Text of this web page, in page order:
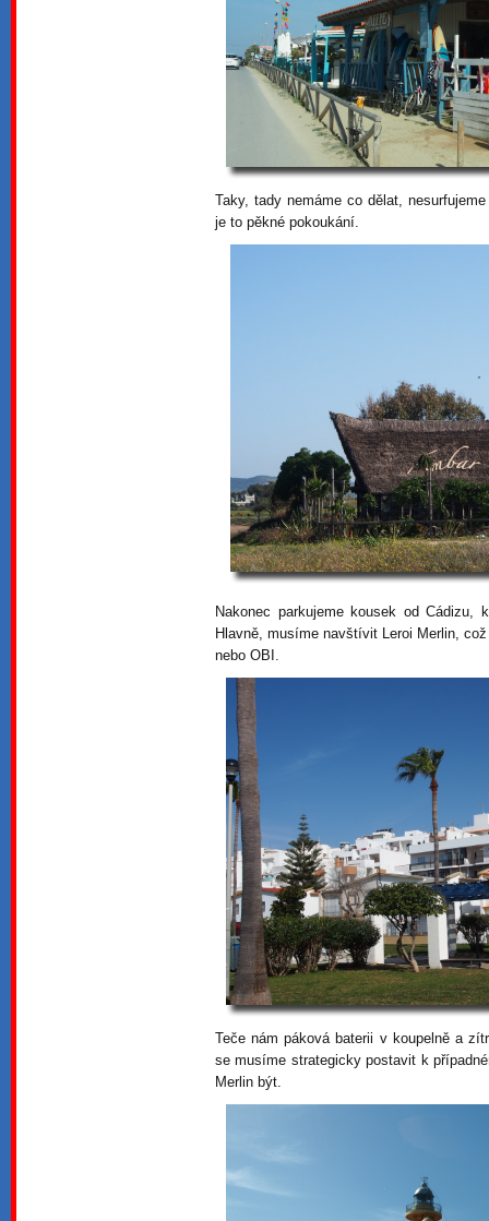
Taky, tady nemáme co dělat,
je to pěkné pokoukání.
Nakonec parkujeme kousek od
Hlavně, musíme navštívit Leroi Merlin,
nebo OBI.
Teče nám páková baterii v koupelně a
se musíme strategicky postavit k
Merlin být.